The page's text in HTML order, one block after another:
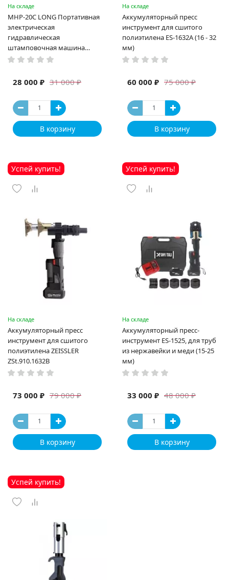
На складе
MHP-20C LONG Портативная
электрическая
гидравлическая
штамповочная машина
высокая мощность и мощный
машина
31 000 ₽
28 000 ₽
В корзину
На складе
Аккумуляторный пресс
инструмент для сшитого
полиэтилена ES-1632A (16 - 32
мм)
75 000 ₽
60 000 ₽
В корзину
Успей купить!
На складе
Аккумуляторный пресс
инструмент для сшитого
полиэтилена ZEISSLER
ZSt.910.1632B
79 000 ₽
73 000 ₽
В корзину
Успей купить!
На складе
Аккумуляторный пресс-
инструмент ES-1525, для труб
из нержавейки и меди (15-25
мм)
48 000 ₽
33 000 ₽
В корзину
Успей купить!